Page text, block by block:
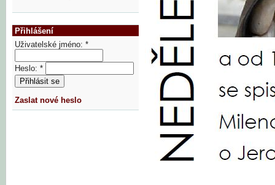
Přihlášení
Uživatelské jméno: *
Heslo: *
Zaslat nové heslo